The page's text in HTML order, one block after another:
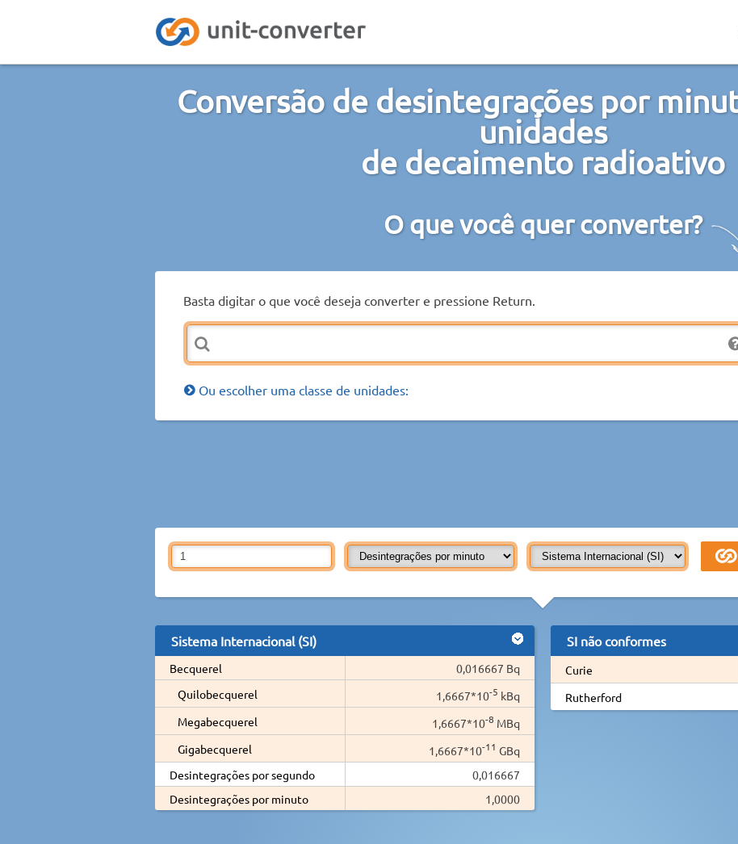
Conversão de desintegrações por
unidades
de decaimento radioativo
O que você quer converter?
Basta digitar o que você deseja converter e pressione Return.
Ou escolher uma classe de unidades:
Sistema Internacional (SI)
Becquerel
0,016667 Bq
Quilobecquerel
1,6667*10-5 kBq
Megabecquerel
1,6667*10-8 MBq
Gigabecquerel
1,6667*10-11 GBq
Desintegrações por segundo
0,016667
Desintegrações por minuto
1,0000
SI não conformes
Curie
Rutherford